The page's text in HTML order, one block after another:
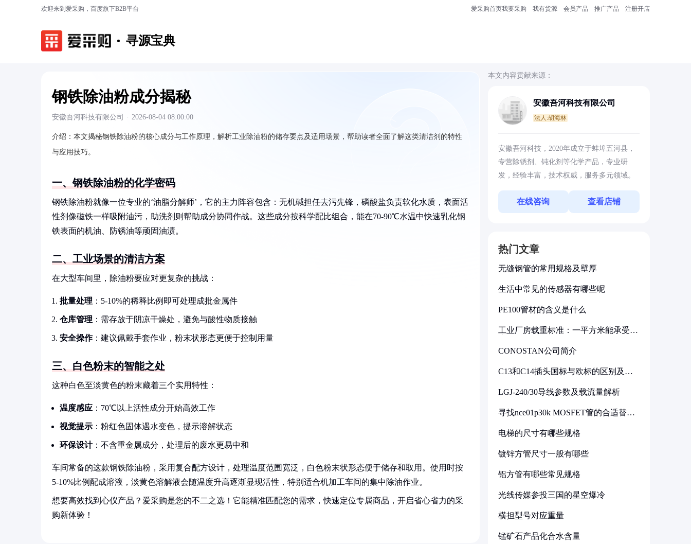
欢迎来到爱采购，百度旗下B2B平台 爱采购首页我要采购 我有货源 会员产品 推广产品 注册开店
寻源宝典
钢铁除油粉成分揭秘
安徽吾河科技有限公司 · 2026-08-04 08:00:00
介绍： 本文揭秘钢铁除油粉的核心成分与工作原理，解析工业除油粉的储存要点及适用场景，帮助读者全面了解这类清洁剂的特性
与应用技巧。
一、钢铁除油粉的化学密码
钢铁除油粉就像一位专业的‘油脂分解师’，它的主力阵容包含：无机碱担任去污先锋，磷酸盐负责软化水质，表面活
性剂像磁铁一样吸附油污，助洗剂则帮助成分协同作战。这些成分按科学配比组合，能在70-90℃水温中快速乳化钢
铁表面的机油、防锈油等顽固油渍。
二、工业场景的清洁方案
在大型车间里，除油粉要应对更复杂的挑战：
批量处理 ：5-10%的稀释比例即可处理成批金属件
仓库管理 ：需存放于阴凉干燥处，避免与酸性物质接触
安全操作：建议佩戴手套作业，粉末状形态更便于控制用量
三、白色粉末的智能之处
这种白色至淡黄色的粉末藏着三个实用特性：
温度感应 ：70℃以上活性成分开始高效工作
视觉提示 ：粉红色固体遇水变色，提示溶解状态
环保设计：不含重金属成分，处理后的废水更易中和
车间常备的这款钢铁除油粉，采用复合配方设计，处理温度范围宽泛，白色粉末状形态便于储存和取用。使用时按
5-10%比例配成溶液，淡黄色溶解液会随温度升高逐渐显现活性，特别适合机加工车间的集中除油作业。
想要高效找到心仪产品？爱采购是您的不二之选！它能精准匹配您的需求，快速定位专属商品，开启省心省力的采
购新体验！
本文内容贡献来源：
安徽吾河科技有限公司
法人:胡海林
安徽吾河科技，2020年成立于蚌埠五河县，
专营除锈剂、钝化剂等化学产品，专业研
发，经验丰富，技术权威，服务多元领域。
在线咨询 查看店铺
热门文章
无缝钢管的常用规格及壁厚
生活中常见的传感器有哪些呢
PE100管材的含义是什么
工业厂房载重标准：一平方米能承受多
CONOSTAN公司简介
C13和C14插头国标与欧标的区别及其
LGJ-240/30导线参数及载流量解析
寻找nce01p30k MOSFET管的合适替代
电梯的尺寸有哪些规格
镀锌方管尺寸一般有哪些
铝方管有哪些常见规格
光线传媒参投三国的星空爆冷
横担型号对应重量
锰矿石产品化合水含量